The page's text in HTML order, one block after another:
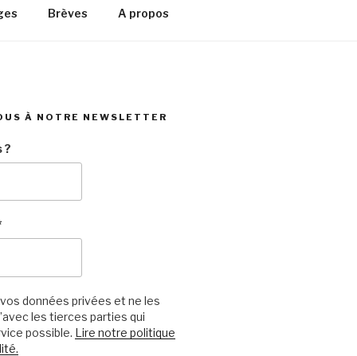
Brèves A propos
À NOTRE NEWSLETTER
?
données privées et ne les
les tierces parties qui
possible. Lire notre politique